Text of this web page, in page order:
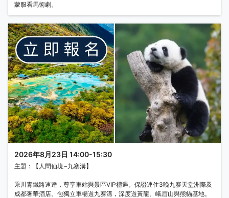
蒙服看馬術劇。
2026年8月23日 14:00-15:30
主題：【人間仙境~九寨溝】
乘川青鐵路速達，尊享車站與景區VIP禮遇。保證連住3晚九寨天堂洲際及
成都奢華酒店。包獨立車暢遊九寨溝，深度遊黃龍、峨眉山與熊貓基地。